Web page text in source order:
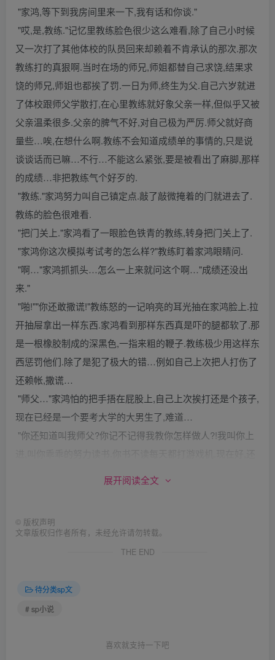
"家鸿,等下到我房间里来一下,我有话和你谈."
"哎,是,教练."记忆里教练脸色很少这么难看,除了自己小时候
又一次打了其他体校的队员回来却赖着不肯承认的那次.那次
教练打的真狠啊.当时在场的师兄,师姐都替自己求饶,结果求
饶的师兄,师姐也都挨了罚.一日为师,终生为父.自己六岁就进
了体校跟师父学散打,在心里教练就好象父亲一样,但似乎又被
父亲温柔很多.父亲的脾气不好,对自己极为严厉.师父就好商
量些…唉,在想什么啊.教练不会知道成绩单的事情的,只是说
谈谈话而已嘛…不行…不能这么紧张,要是被看出了麻脚,那样
的成绩…非把教练气个好歹的.
"教练."家鸿努力叫自己镇定点.敲了敲微掩着的门就进去了.
教练的脸色很难看.
"把门关上."家鸿看了一眼脸色铁青的教练,转身把门关上了.
"家鸿你这次模拟考试考的怎么样?"教练盯着家鸿眼睛问.
"啊…"家鸿抓抓头…怎么一上来就问这个啊…"成绩还没出
来."
"啪!""你还敢撒谎!"教练怒的一记响亮的耳光抽在家鸿脸上.拉
开抽屉拿出一样东西.家鸿看到那样东西真是吓的腿都软了.那
是一根橡胶制成的深黑色,一指来粗的鞭子.教练极少用这样东
西惩罚他们.除了是犯了极大的错…例如自己上次把人打伤了
还赖帐,撒谎…
"师父…"家鸿怕的把手捂在屁股上,自己上次挨打还是个孩子,
现在已经是一个要考大学的大男生了,难道…
"你还知道叫我师父?你记不记得我教你怎样做人?!我叫你上
往后退.心里后悔的不得了…要是努力点就好了…现在怎么办
展开阅读全文
© 版权声明
文章版权归作者所有，未经允许请勿转载。
THE END
待分类sp文
# sp小说
喜欢就支持一下吧